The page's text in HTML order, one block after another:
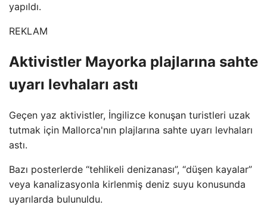
yapıldı.
REKLAM
Aktivistler Mayorka plajlarına sahte
uyarı levhaları astı
Geçen yaz aktivistler, İngilizce konuşan turistleri uzak
tutmak için Mallorca'nın plajlarına sahte uyarı levhaları
astı.
Bazı posterlerde “tehlikeli denizanası”, “düşen kayalar”
veya kanalizasyonla kirlenmiş deniz suyu konusunda
uyarılarda bulunuldu.